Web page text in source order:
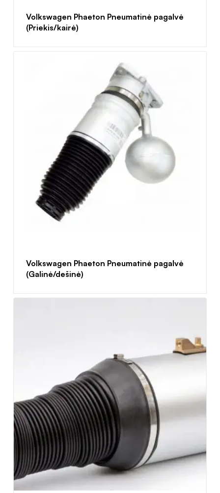
Volkswagen Phaeton Pneumatinė pagalvė
(Priekis/kairė)
Volkswagen Phaeton Pneumatinė pagalvė
(Galinė/dešinė)